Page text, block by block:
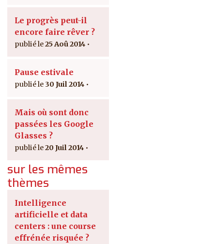
Le progrès peut-il
encore faire rêver ?
25 Aoû 2014
Pause estivale
30 Juil 2014
Mais où sont donc
passées les Google
Glasses ?
20 Juil 2014
sur les mêmes
thèmes
Intelligence
artificielle et data
centers : une course
effrénée risquée ?